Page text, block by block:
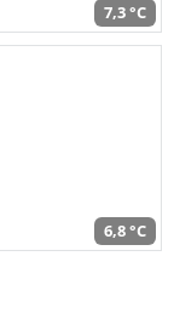
7,3 °C
6,8 °C